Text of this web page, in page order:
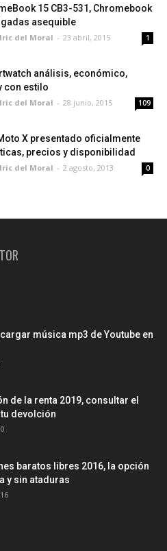
15 CB3-531, Chromebook
asequible
del Moral - 23 abril, 2015 1
análisis, económico,
con estilo
del Moral - 28 junio, 2015 109
X presentado oficialmente
precios y disponibilidad
del Moral - 2 agosto, 2013 0
música mp3 de Youtube en
de la renta 2019, consultar el
devolción
baratos libres 2016, la opción
y sin ataduras